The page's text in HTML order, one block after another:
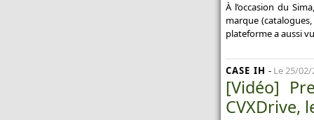
À l’occasion du
marque
plateforme a aussi
CASE IH - Le 25/02/
[Vidéo]
CVXDrive,